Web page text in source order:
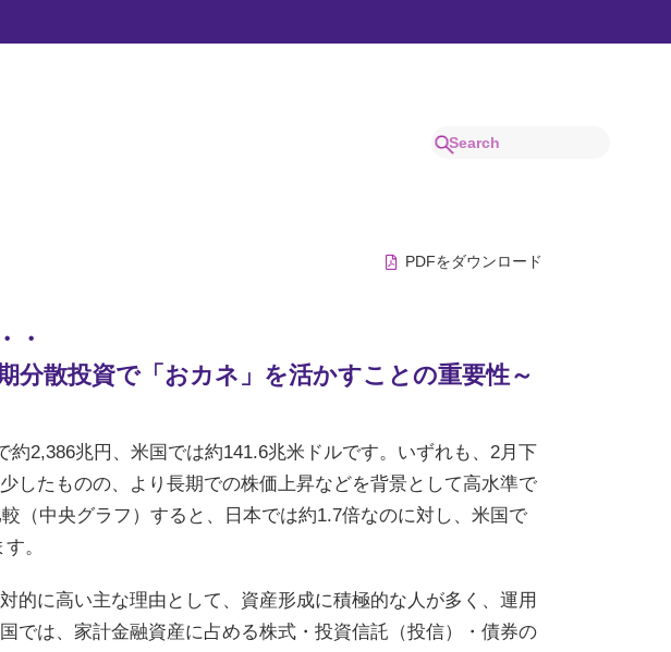
PDFをダウンロード
・
分散投資で「おカネ」を活かすことの重要性～
2,386兆円、米国では約141.6兆米ドルです。いずれも、2月下
したものの、より長期での株価上昇などを背景として高水準で
（中央グラフ）すると、日本では約1.7倍なのに対し、米国で
。
的に高い主な理由として、資産形成に積極的な人が多く、運用
では、家計金融資産に占める株式・投資信託（投信）・債券の